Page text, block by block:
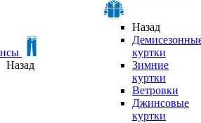
Назад
Назад
куртки
Зимние
куртки
Ветровки
Джинсовые
куртки